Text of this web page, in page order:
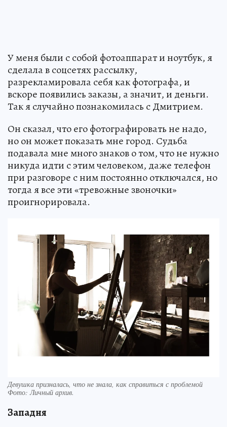
У меня были с собой фотоаппарат и ноутбук, я
сделала в соцсетях рассылку,
разрекламировала себя как фотографа, и
вскоре появились заказы, а значит, и деньги.
Так я случайно познакомилась с Дмитрием.
Он сказал, что его фотографировать не надо,
но он может показать мне город. Судьба
подавала мне много знаков о том, что не нужно
никуда идти с этим человеком, даже телефон
при разговоре с ним постоянно отключался, но
тогда я все эти «тревожные звоночки»
проигнорировала.
Девушка призналась, что не знала, как справиться с проблемой
Фото:Личный архив.
Западня